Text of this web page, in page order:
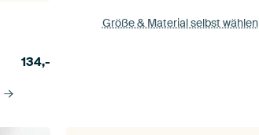
134,-
Größe & Material selbst wählen